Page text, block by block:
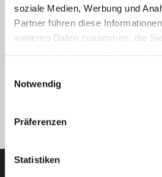
soziale Medien, Werbung und
Partner führen diese
weiteren Daten zusammen, die
Wenn Sie auf „Cookies
Sie der Speicherung sämtlicher
Ihre Einwilligung
indem Sie die Cookie-
unserer
Notwendig
Präferenzen
Statistiken
verantwortliche Stelle zur
werden.
Diese Einwilligungserklärung kann ich
Weitere Details können Sie der